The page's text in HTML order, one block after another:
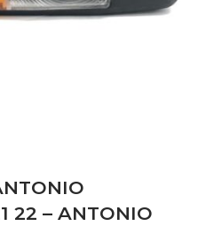
22 – ANTONIO